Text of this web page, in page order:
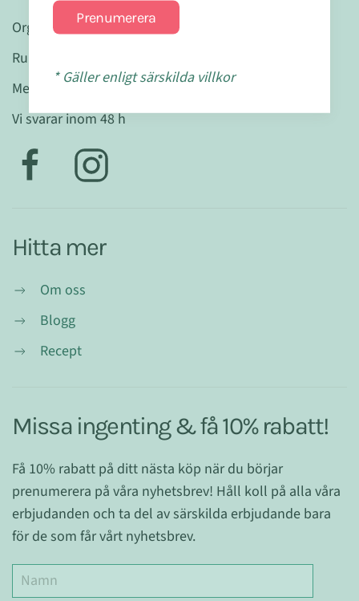
Organisationsnr: 559404-7580
Runslingan 20 D • 224 77 Lund
Mejla oss gärna:info@mabranaturligt.se
Vi svarar inom 48 h
Hitta mer
Om oss
Blogg
Recept
Missa ingenting & få 10% rabatt!
Få 10% rabatt på ditt nästa köp när du börjar
prenumerera på våra nyhetsbrev! Håll koll på alla våra
erbjudanden och ta del av särskilda erbjudande bara
för de som får vårt nyhetsbrev.
Prenumerera
* Gäller enligt särskilda villkor